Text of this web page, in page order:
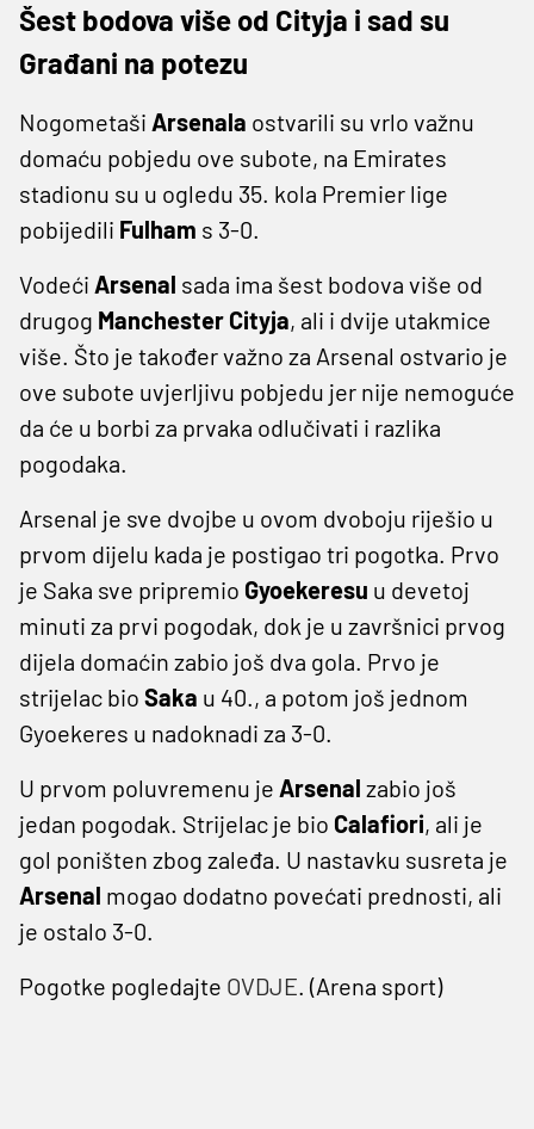
Šest bodova više od Cityja i sad su
Građani na potezu
Nogometaši Arsenala ostvarili su vrlo važnu
domaću pobjedu ove subote, na Emirates
stadionu su u ogledu 35. kola Premier lige
pobijedili Fulham s 3-0.
Vodeći Arsenal sada ima šest bodova više od
drugog Manchester Cityja, ali i dvije utakmice
više. Što je također važno za Arsenal ostvario je
ove subote uvjerljivu pobjedu jer nije nemoguće
da će u borbi za prvaka odlučivati i razlika
pogodaka.
Arsenal je sve dvojbe u ovom dvoboju riješio u
prvom dijelu kada je postigao tri pogotka. Prvo
je Saka sve pripremio Gyoekeresu u devetoj
minuti za prvi pogodak, dok je u završnici prvog
dijela domaćin zabio još dva gola. Prvo je
strijelac bio Saka u 40., a potom još jednom
Gyoekeres u nadoknadi za 3-0.
U prvom poluvremenu je Arsenal zabio još
jedan pogodak. Strijelac je bio Calafiori, ali je
gol poništen zbog zaleđa. U nastavku susreta je
Arsenal mogao dodatno povećati prednosti, ali
je ostalo 3-0.
Pogotke pogledajte OVDJE. (Arena sport)